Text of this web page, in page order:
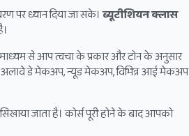
पर ध्यान दिया जा सके। ब्यूटीशियनक्लास
से आप त्वचा के प्रकार और टोन के अनुसार
अलावे डे मेकअप, न्यूड मेकअप, विभिन्न आई मेकअप
जाता है। कोर्स पूरी होने के बाद आपको